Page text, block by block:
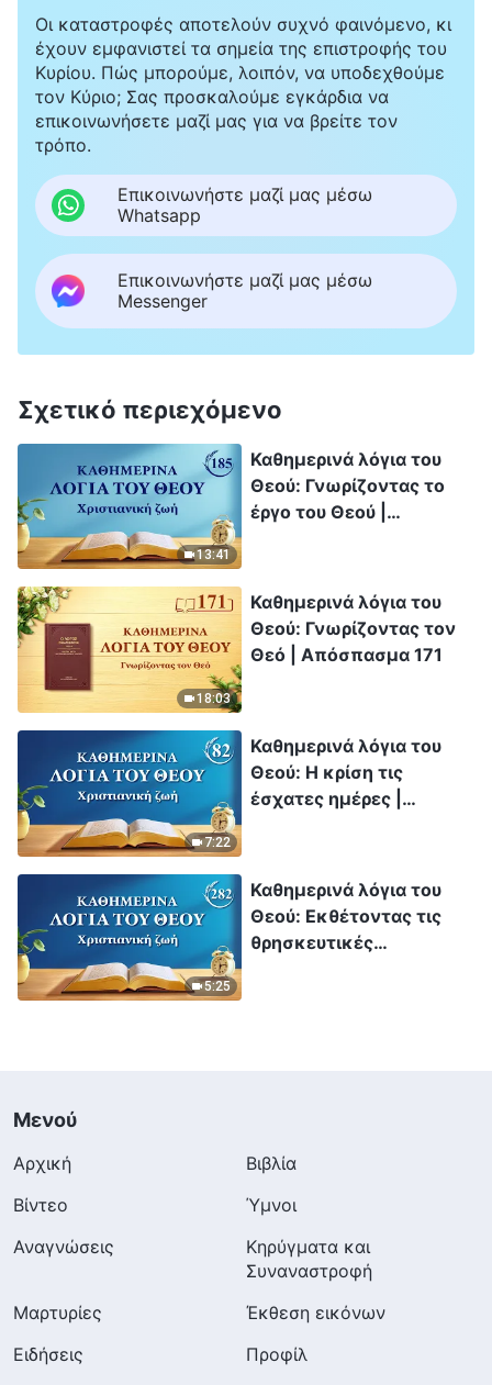
Οι καταστροφές αποτελούν συχνό φαινόμενο, κι
έχουν εμφανιστεί τα σημεία της επιστροφής του
Κυρίου. Πώς μπορούμε, λοιπόν, να υποδεχθούμε
τον Κύριο; Σας προσκαλούμε εγκάρδια να
επικοινωνήσετε μαζί μας για να βρείτε τον
τρόπο.
Επικοινωνήστε μαζί μας μέσω
Whatsapp
Επικοινωνήστε μαζί μας μέσω
Messenger
Σχετικό περιεχόμενο
13:41
Καθημερινά λόγια του
Θεού: Γνωρίζοντας το
έργο του Θεού |
18:03
Καθημερινά λόγια του
Θεού: Γνωρίζοντας τον
Θεό | Απόσπασμα 171
7:22
Καθημερινά λόγια του
Θεού: Η κρίση τις
έσχατες ημέρες |
5:25
Καθημερινά λόγια του
Θεού: Εκθέτοντας τις
θρησκευτικές
Μενού
Αρχική
Βιβλία
Βίντεο
Ύμνοι
Αναγνώσεις
Κηρύγματα και
Συναναστροφή
Μαρτυρίες
Έκθεση εικόνων
Ειδήσεις
Προφίλ